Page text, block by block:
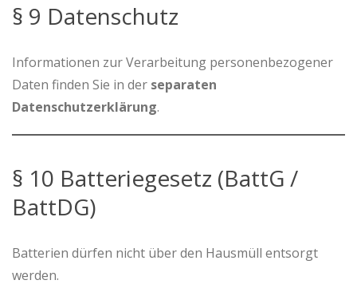
§ 9 Datenschutz
Informationen zur Verarbeitung personenbezogener
Daten finden Sie in der separaten
Datenschutzerklärung.
§ 10 Batteriegesetz (BattG /
BattDG)
Batterien dürfen nicht über den Hausmüll entsorgt
werden.